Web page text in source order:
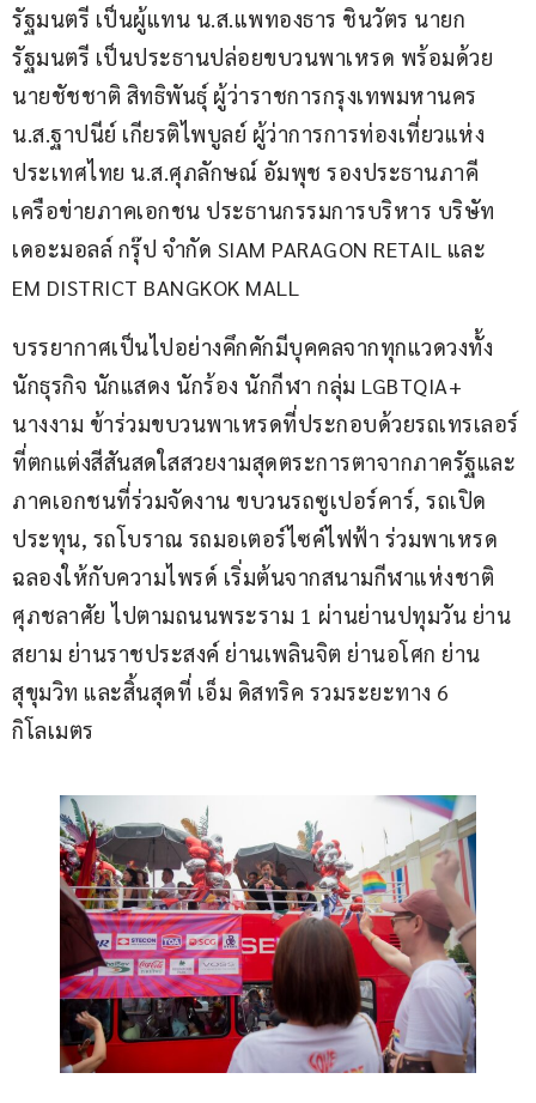
รัฐมนตรี เป็นผู้แทน น.ส.แพทองธาร ชินวัตร นายก
รัฐมนตรี เป็นประธานปล่อยขบวนพาเหรด พร้อมด้วย
นายชัชชาติ สิทธิพันธุ์ ผู้ว่าราชการกรุงเทพมหานคร
น.ส.ฐาปนีย์ เกียรติไพบูลย์ ผู้ว่าการการท่องเที่ยวแห่ง
ประเทศไทย น.ส.ศุภลักษณ์ อัมพุช รองประธานภาคี
เครือข่ายภาคเอกชน ประธานกรรมการบริหาร บริษัท
เดอะมอลล์ กรุ๊ป จำกัด SIAM PARAGON RETAIL และ
EM DISTRICT BANGKOK MALL
บรรยากาศเป็นไปอย่างคึกคักมีบุคคลจากทุกแวดวงทั้ง
นักธุรกิจ นักแสดง นักร้อง นักกีฬา กลุ่ม LGBTQIA+
นางงาม ข้าร่วมขบวนพาเหรดที่ประกอบด้วยรถเทรเลอร์
ที่ตกแต่งสีสันสดใสสวยงามสุดตระการตาจากภาครัฐและ
ภาคเอกชนที่ร่วมจัดงาน ขบวนรถซูเปอร์คาร์, รถเปิด
ประทุน, รถโบราณ รถมอเตอร์ไซค์ไฟฟ้า ร่วมพาเหรด
ฉลองให้กับความไพรด์ เริ่มต้นจากสนามกีฬาแห่งชาติ
ศุภชลาศัย ไปตามถนนพระราม 1 ผ่านย่านปทุมวัน ย่าน
สยาม ย่านราชประสงค์ ย่านเพลินจิต ย่านอโศก ย่าน
สุขุมวิท และสิ้นสุดที่ เอ็ม ดิสทริค รวมระยะทาง 6
กิโลเมตร